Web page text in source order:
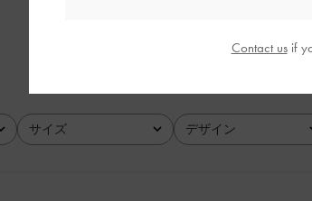
サイズ
全て デザイン
全て
Contact usif